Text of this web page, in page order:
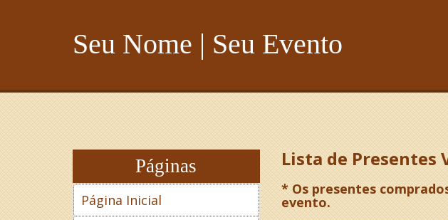
Seu Nome | Seu Evento
Páginas
Página Inicial
Lista de Presentes
* Os presentes
evento.